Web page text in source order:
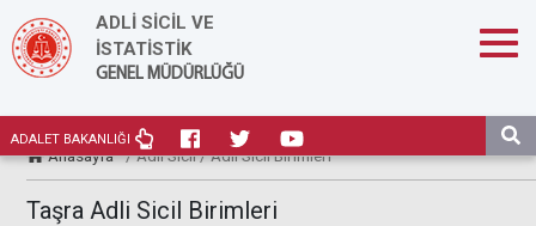
ADLİ SİCİL VE
İSTATİSTİK
GENEL MÜDÜRLÜĞÜ
ADALET BAKANLIĞI
Anasayfa / Adli Sicil / Adli Sicil Birimleri
Taşra Adli Sicil Birimleri